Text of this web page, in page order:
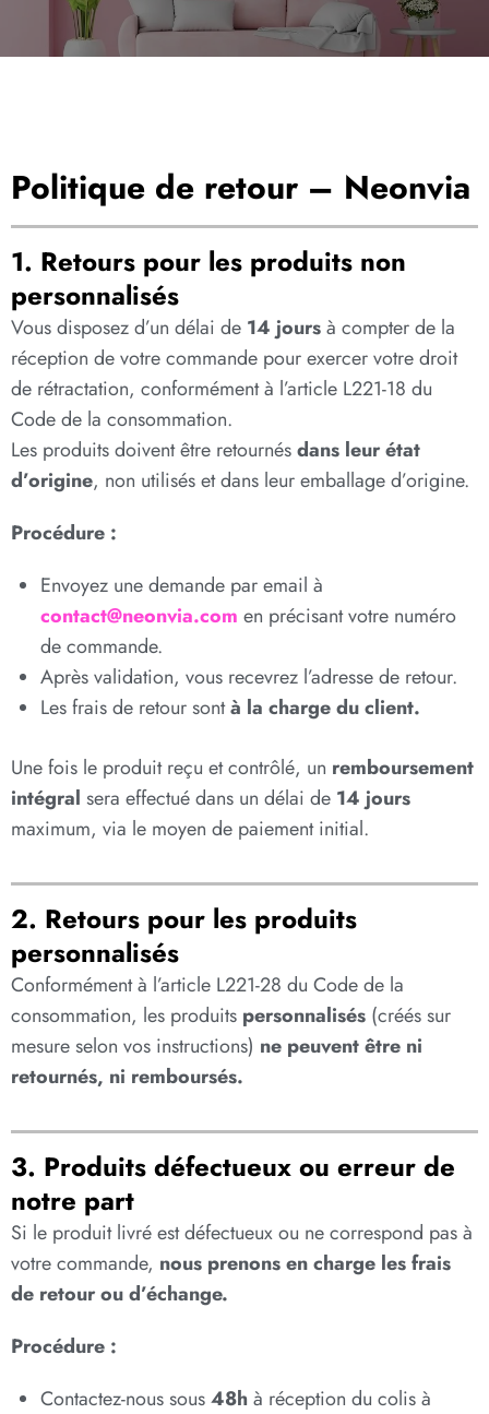
Politique de retour – Neonvia
1. Retours pour les produits non
personnalisés
Vous disposez d’un délai de 14 joursà compter de la
réception de votre commande pour exercer votre droit
de rétractation, conformément à l’article L221-18 du
Code de la consommation.
Les produits doivent être retournésdans leur état
d’origine, non utilisés et dans leur emballage d’origine.
Procédure :
Envoyez une demande par email à
contact@neonvia.com en précisant votre numéro
de commande.
Après validation, vous recevrez l’adresse de retour.
Les frais de retour sontà la charge du client.
Une fois le produit reçu et contrôlé, un remboursement
intégral sera effectué dans un délai de 14 jours
maximum, via le moyen de paiement initial.
2. Retours pour les produits
personnalisés
Conformément à l’article L221-28 du Code de la
consommation, les produits personnalisés (créés sur
mesure selon vos instructions) ne peuvent être ni
retournés, ni remboursés.
3. Produits défectueux ou erreur de
notre part
Si le produit livré est défectueux ou ne correspond pas à
votre commande, nous prenons en charge les frais
de retour ou d’échange.
Procédure :
Contactez-nous sous48hà réception du colis à